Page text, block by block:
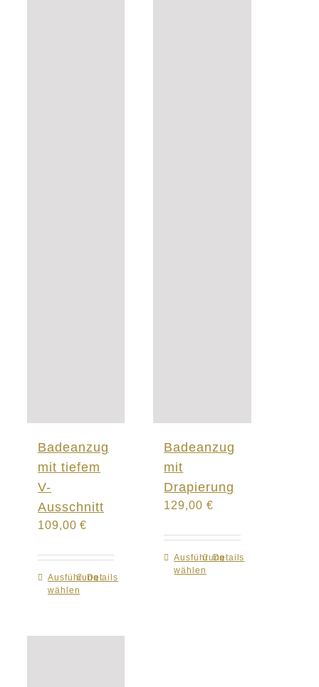
Badeanzug
mit tiefem
V-
Ausschnitt
109,00€
Ausführung
wählen
Dieses
Produkt
Details
Badeanzug
mit
Drapierung
129,00 €
Ausführung
wählen
Dieses
Produkt
Details